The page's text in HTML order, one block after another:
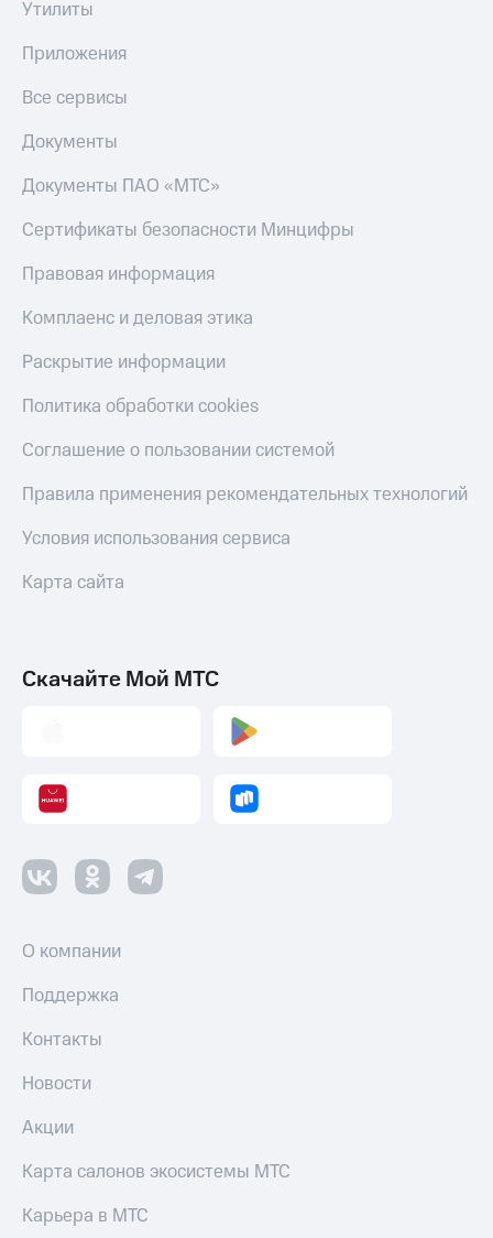
Утилиты
Приложения
Все сервисы
Документы
Документы ПАО «МТС»
Сертификаты безопасности Минцифры
Правовая информация
Комплаенс и деловая этика
Раскрытие информации
Политика обработки cookies
Соглашение о пользовании системой
Правила применения рекомендательных технологий
Условия использования сервиса
Карта сайта
Скачайте Мой МТС
О компании
Поддержка
Контакты
Новости
Акции
Карта салонов экосистемы МТС
Карьера в МТС